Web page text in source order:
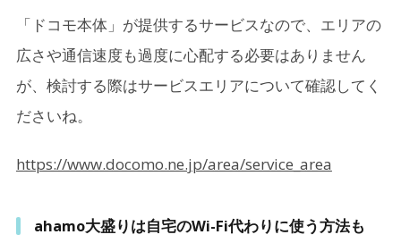
「ドコモ本体」が提供するサービスなので、エリアの
広さや通信速度も過度に心配する必要はありません
が、検討する際はサービスエリアについて確認してく
ださいね。
https://www.docomo.ne.jp/area/service_area
ahamo大盛りは自宅のWi-Fi代わりに使う方法も